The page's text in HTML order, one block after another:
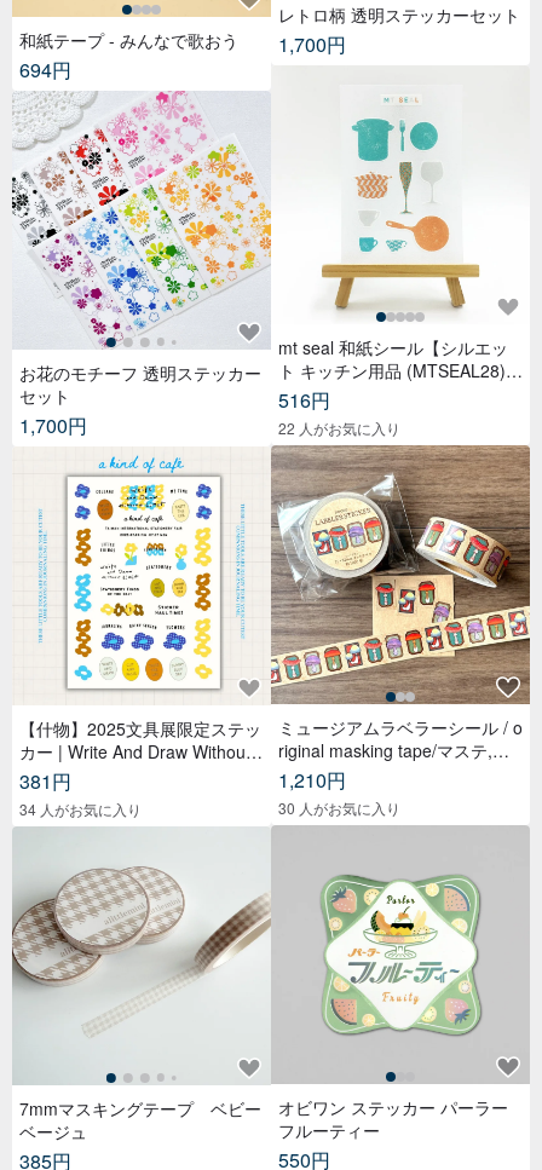
和紙テープ - みんなで歌おう
694円
お花のモチーフ 透明ステッカー
セット
1,700円
【什物】2025文具展限定ステッ
カー | Write And Draw Without
Limited
381円
34 人がお気に入り
7mmマスキングテープ ベビー
ベージュ
385円
レトロ柄 透明ステッカーセット
1,700円
mt seal 和紙シール【シルエッ
ト キッチン用品 (MTSEAL28)】
2017AW
516円
22 人がお気に入り
ミュージアムラベラーシール / o
riginal masking tape/マステ,美
纹纸胶带,文具,ステーショナリ
ー,紙もの,紙膠帶,贴纸
1,210円
30 人がお気に入り
オビワン ステッカー パーラー
フルーティー
550円